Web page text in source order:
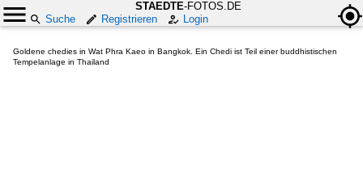
STAEDTE-FOTOS.DE
Suche
Registrieren Login
Goldene chedies in Wat Phra Kaeo in Bangkok. Ein Chedi ist Teil einer buddhistischen
Tempelanlage in Thailand